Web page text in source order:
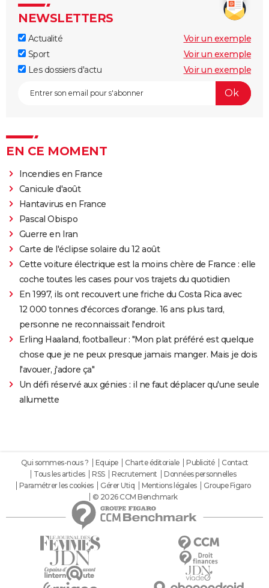
NEWSLETTERS
Actualité
Voir un exemple
Sport
Voir un exemple
Les dossiers d'actu
Voir un exemple
EN CE MOMENT
Incendies en France
Canicule d'août
Hantavirus en France
Pascal Obispo
Guerre en Iran
Carte de l'éclipse solaire du 12 août
Cette voiture électrique est la moins chère de France : elle
coche toutes les cases pour vos trajets du quotidien
En 1997, ils ont recouvert une friche du Costa Rica avec
12 000 tonnes d'écorces d'orange. 16 ans plus tard,
personne ne reconnaissait l'endroit
Erling Haaland, footballeur : "Mon plat préféré est quelque
chose que je ne peux presque jamais manger. Mais je dois
l'avouer, j'adore ça"
Un défi réservé aux génies : il ne faut déplacer qu'une seule
allumette
Qui sommes-nous ? Equipe Charte éditoriale Publicité
Contact
Tous les articles
RSS Recrutement
Données personnelles
Paramétrer les cookies
Gérer Utiq Mentions légales
Groupe Figaro
© 2026 CCM Benchmark